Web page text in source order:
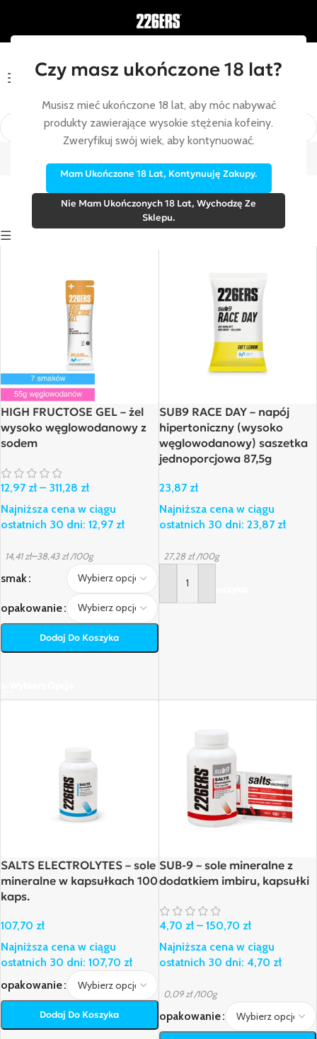
Czy masz ukończone 18 lat?
Musisz mieć ukończone 18 lat, aby móc nabywać
produkty zawierające wysokie stężenia kofeiny.
Zweryfikuj swój wiek, aby kontynuować.
Mam Ukończone 18 Lat, Kontynuuję Zakupy.
Nie Mam Ukończonych 18 Lat, Wychodzę Ze
Sklepu.
Menu
Wysokosodowe
HIGH FRUCTOSE GEL – żel
wysoko węglowodanowy z
sodem
12,97 zł – 311,28 zł
Najniższa cena w ciągu
ostatnich 30 dni: 12,97 zł
14,41zł–38,43zł /100g
smak
opakowanie
Dodaj Do Koszyka
SUB9 RACE DAY – napój
hipertoniczny (wysoko
węglowodanowy) saszetka
jednoporcjowa 87,5g
23,87 zł
Najniższa cena w ciągu
ostatnich 30 dni: 23,87 zł
27,28zł /100g
Dodaj Do Koszyka
SALTS ELECTROLYTES – sole
mineralne w kapsułkach 100
kaps.
107,70 zł
Najniższa cena w ciągu
ostatnich 30 dni: 107,70 zł
opakowanie
Dodaj Do Koszyka
SUB-9 – sole mineralne z
dodatkiem imbiru, kapsułki
4,70 zł – 150,70 zł
Najniższa cena w ciągu
ostatnich 30 dni: 4,70 zł
0,09zł /100g
opakowanie